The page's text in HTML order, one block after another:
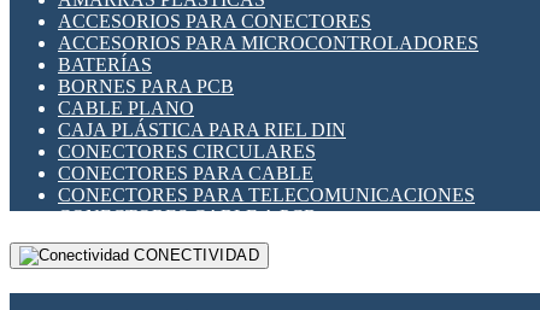
INDICADORES PARA PANEL
INTERFACES DE RELÉ
INTERRUPTORES FIN DE CARRERA
LLAVES CONMUTADORAS
MEDIDORES DE ENERGÍA Y TC'S DE CORRIENTE
MOTORES PASO A PASO
PANTALLAS HMI
PLC -CONTROLADORES LÓGICO PROGRAMABLES
PROGRAMADORES DE HORARIO
RELÉS DE PROTECCIÓN
SENSORES CAPACITIVOS
ACCESORIOS PARA CONECTORES
ACCESORIOS PARA MICROCONTROLADORES
BATERÍAS
BORNES PARA PCB
CABLE PLANO
CAJA PLÁSTICA PARA RIEL DIN
CONECTORES CIRCULARES
CONECTORES PARA CABLE
CONECTORES PARA TELECOMUNICACIONES
CONECTORES CABLE A PCB
CONECTORES PCB A CABLE
DIP SWITCHESCONECTIVIDAD